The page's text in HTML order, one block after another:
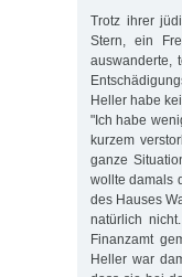
Trotz ihrer
Stern, ein
auswanderte,
Heller habe
"Ich habe
kurzem
ganze
wollte damals
des Hauses
natürlich
Finanzamt
Heller war